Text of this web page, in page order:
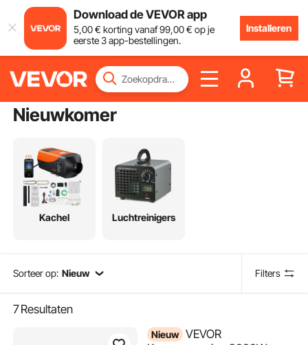
Download de VEVOR app
5,00€ korting vanaf99,00€ op je
eerste 3 app-bestellingen.
Installeren
Nieuwkomer
Kachel Luchtreinigers
Sorteer op: Nieuw Filters
7Resultaten
Nieuw VEVOR